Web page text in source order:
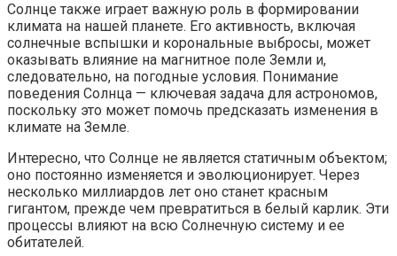
Солнце также играет важную роль в формировании
климата на нашей планете. Его активность, включая
солнечные вспышки и корональные выбросы, может
оказывать влияние на магнитное поле Земли и,
следовательно, на погодные условия. Понимание
поведения Солнца — ключевая задача для астрономов,
поскольку это может помочь предсказать изменения в
климате на Земле.
Интересно, что Солнце не является статичным объектом;
оно постоянно изменяется и эволюционирует. Через
несколько миллиардов лет оно станет красным
гигантом, прежде чем превратиться в белый карлик. Эти
процессы влияют на всю Солнечную систему и ее
обитателей.